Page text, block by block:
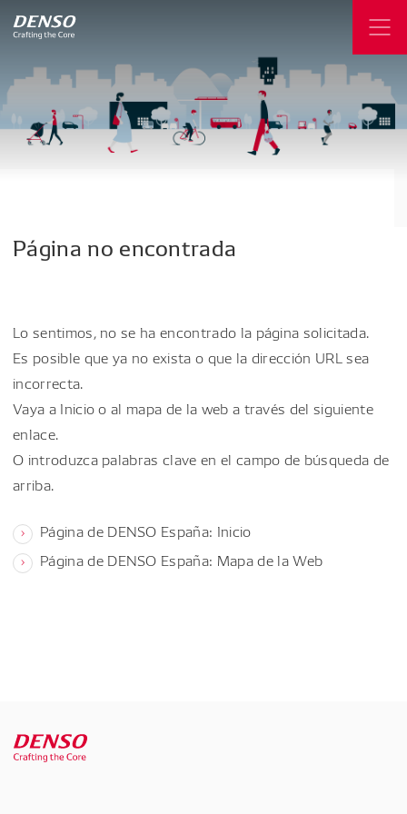
Página no encontrada
Lo sentimos, no se ha encontrado la página solicitada.
Es posible que ya no exista o que la dirección URL sea
incorrecta.
Vaya a Inicio o al mapa de la web a través del siguiente
enlace.
O introduzca palabras clave en el campo de búsqueda de
arriba.
Página de DENSO España: Inicio
Página de DENSO España: Mapa de la Web